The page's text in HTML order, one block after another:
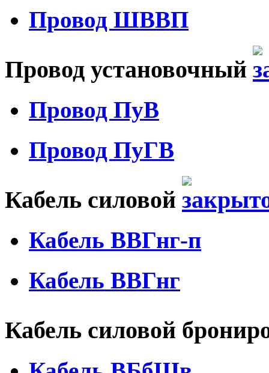
Провод ШВВП
Провод установочный
Провод ПуВ
Провод ПуГВ
Кабель силовой
Кабель ВВГнг-п
Кабель ВВГнг
Кабель силовой